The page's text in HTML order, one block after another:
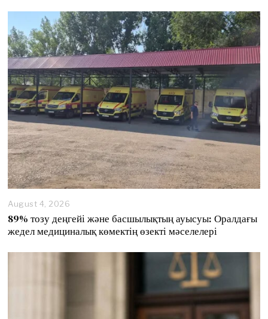
August 4, 2026
89% тозу деңгейі және басшылықтың ауысуы: Оралдағы
жедел медициналық көмектің өзекті мәселелері